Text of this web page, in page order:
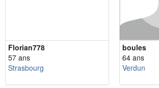
Florian778
57 ans
Strasbourg
boules
64 ans
Verdun